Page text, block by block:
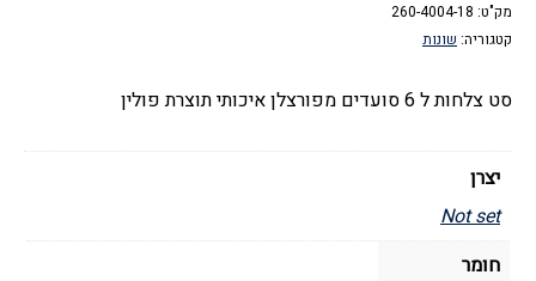
מק"ט: 260-4004-18
קטגוריה: שונות
סט צלחות ל 6 סועדים מפורצלן איכותי תוצרת פולין
יצרן
Not set
חומר